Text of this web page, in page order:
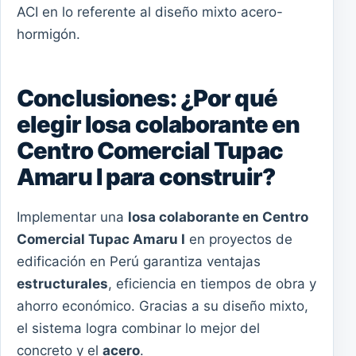
ACI en lo referente al diseño mixto acero-
hormigón.
Conclusiones: ¿Por qué
elegir losa colaborante en
Centro Comercial Tupac
Amaru I para construir?
Implementar una losa colaborante en Centro
Comercial Tupac Amaru I en proyectos de
edificación en Perú garantiza ventajas
estructurales, eficiencia en tiempos de obra y
ahorro económico. Gracias a su diseño mixto,
el sistema logra combinar lo mejor del
concreto y el acero.